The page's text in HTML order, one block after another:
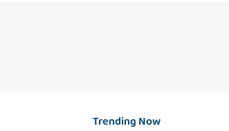
Trending Now